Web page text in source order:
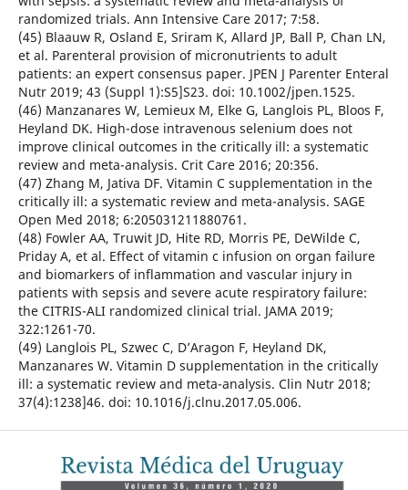
randomized trials. Ann Intensive Care 2017; 7:58.
(45) Blaauw R, Osland E, Sriram K, Allard JP, Ball P, Chan LN,
et al. Parenteral provision of micronutrients to adult
patients: an expert consensus paper. JPEN J Parenter Enteral
Nutr 2019; 43 (Suppl 1):S5]S23. doi: 10.1002/jpen.1525.
(46) Manzanares W, Lemieux M, Elke G, Langlois PL, Bloos F,
Heyland DK. High-dose intravenous selenium does not
improve clinical outcomes in the critically ill: a systematic
review and meta-analysis. Crit Care 2016; 20:356.
(47) Zhang M, Jativa DF. Vitamin C supplementation in the
critically ill: a systematic review and meta-analysis. SAGE
Open Med 2018; 6:205031211880761.
(48) Fowler AA, Truwit JD, Hite RD, Morris PE, DeWilde C,
Priday A, et al. Effect of vitamin c infusion on organ failure
and biomarkers of inflammation and vascular injury in
patients with sepsis and severe acute respiratory failure:
the CITRIS-ALI randomized clinical trial. JAMA 2019;
322:1261-70.
(49) Langlois PL, Szwec C, D’Aragon F, Heyland DK,
Manzanares W. Vitamin D supplementation in the critically
ill: a systematic review and meta-analysis. Clin Nutr 2018;
37(4):1238]46. doi: 10.1016/j.clnu.2017.05.006.